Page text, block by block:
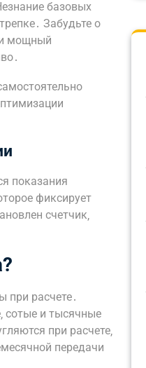
базовых
Забудьте о
мощный
показания
фиксирует
счетчик‚
при расчете․
сотые и тысячные
при расчете‚
передачи